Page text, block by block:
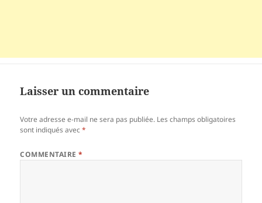
Laisser un commentaire
Votre adresse e-mail ne sera pas publiée. Les champs obligatoires
sont indiqués avec*
COMMENTAIRE*